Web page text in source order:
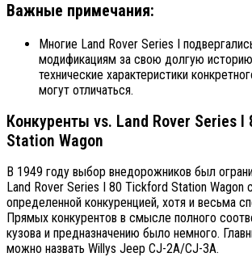
Важные примечания:
Многие Land Rover Series I
модификациям за свою долгую
технические характеристики
могут отличаться.
Конкуренты vs. Land Rover Series I
Station Wagon
В 1949 году выбор внедорожников был
Land Rover Series I 80 Tickford Station Wagon
определенной конкуренцией, хотя и весьма
Прямых конкурентов в смысле полного
кузова и предназначению было немного.
можно назвать Willys Jeep CJ-2A/CJ-3A.